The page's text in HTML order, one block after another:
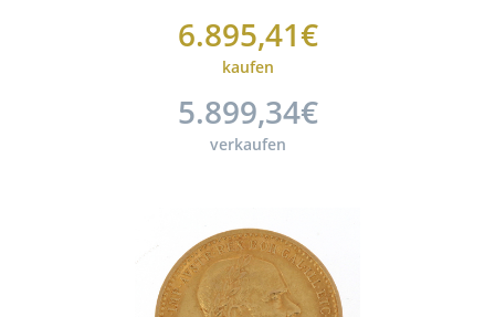
6.895,41€
kaufen
5.899,34€
verkaufen